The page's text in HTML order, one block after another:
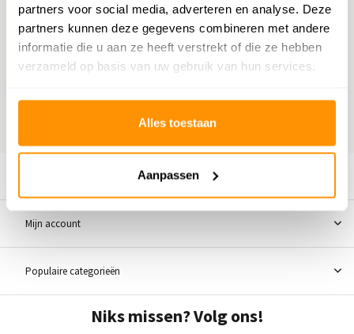
partners voor social media, adverteren en analyse. Deze
partners kunnen deze gegevens combineren met andere
informatie die u aan ze heeft verstrekt of die ze hebben
verzameld op basis van uw gebruik van hun services.
Alles toestaan
Aanpassen
Bestelling volgen
Volg uw bestelling
Benieuwd wat anderen vinden?
Wij scoren een9,1opWebwinkelkeur
Mijn account
Populaire categorieën
Niks missen? Volg ons!